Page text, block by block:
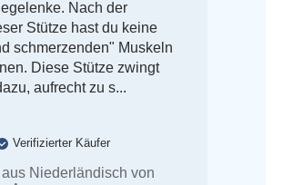
Nach der
Stütze hast du keine
schmerzenden" Muskeln
Diese Stütze zwingt
aufrecht zu s...
Verifizierter Käufer
Niederländisch von